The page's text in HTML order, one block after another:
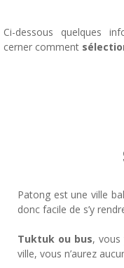
Ci-dessous quelques
cerner comment
Patong est une ville
donc facile de s’y
Tuktuk ou bus, vous
ville, vous n’aurez